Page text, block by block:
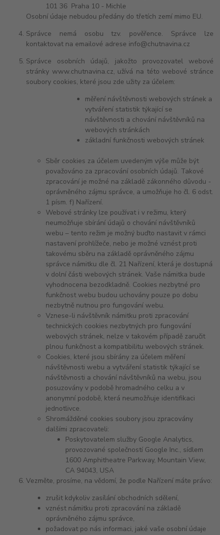
101 36 Praha 10 - Michle
Osobní údaje nebudou předány do třetích zemí mimo EU.
Správce nemá osobu tzv. pověřence. Správce lze
kontaktovat na emailové adrese info@chutnavina.cz
Správce osobních údajů, jakožto provozovatel webové
stránky www.chutnavina.cz, užívá na této webové stránce
soubory cookies, které jsou zde užity za účelem:
měření návštěvnosti webových stránek a
vytváření statistik týkající se
návštěvnosti a chování návštěvníků na
webových stránkách
základní funkčnosti webových stránek
Sběr cookies za účelem uvedeným výše může být
považováno za zpracování osobních údajů. Takové
zpracování je možné na základě zákonného důvodu -
oprávněného zájmu správce, a umožňuje ho čl. 6 odst.
1 písm. f) Nařízení.
Webové stránky lze používat i v režimu, který
neumožňuje sbírání údajů o chování návštěvníků
webu – tento režim je možný buďto nastavit v rámci
nastavení prohlížeče, nebo je možné vznést proti
takovému sběru na základě oprávněného zájmu
správce námitku dle čl. 21 Nařízení, která je dostupná
v dolní části webových stránek. Vaše námitka bude
vyhodnocena bezodkladně. Cookies nezbytné pro
funkčnost webu budou uchovány pouze po dobu
nezbytně nutnou pro fungování webu.
Vznese-li návštěvník námitku proti zpracování
technických cookies nezbytných pro fungování
webových stránek, nelze v takovém případě zaručit
plnou funkčnost a kompatibilitu webových stránek.
Cookies, které jsou sbírány za účelem měření
návštěvnosti webu a vytváření statistik týkající se
návštěvnosti a chování návštěvníků na webu, jsou
posuzovány v podobě hromadného celku a v
anonymní podobě, která neumožňuje identifikaci
jednotlivce.
Shromážděné cookies soubory jsou zpracovány
dalšími zpracovateli:
Poskytovatelem služby Google Analytics,
provozované společností Google Inc., sídlem
1600 Amphitheatre Parkway, Mountain View,
CA 94043, USA
Vezměte, prosíme, na vědomí, že podle Nařízení máte právo:
zrušit kdykoliv zasílání obchodních sdělení,
vznést námitku proti zpracování na základě
oprávněného zájmu správce,
požadovat po nás informaci, jaké vaše osobní údaje